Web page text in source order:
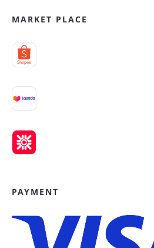
MARKET PLACE
PAYMENT